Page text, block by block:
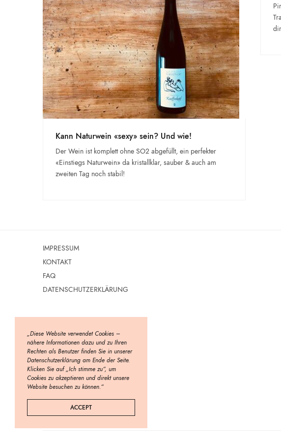
Kann Naturwein «sexy» sein? Und wie!
Der Wein ist komplett ohne SO2 abgefüllt, ein perfekter
«Einstiegs Naturwein» da kristallklar, sauber & auch am
zweiten Tag noch stabil!
IMPRESSUM
KONTAKT
FAQ
DATENSCHUTZERKLÄRUNG
„Diese Website verwendet Cookies –
nähere Informationen dazu und zu Ihren
Rechten als Benutzer finden Sie in unserer
Datenschutzerklärung am Ende der Seite.
Klicken Sie auf „Ich stimme zu“, um
Cookies zu akzeptieren und direkt unsere
Website besuchen zu können.“
ACCEPT